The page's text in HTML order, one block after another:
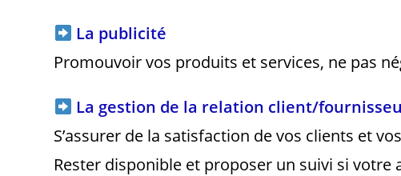
La publicité
Promouvoir vos produits et services, ne pas
La gestion de la relation client/
S’assurer de la satisfaction de vos clients et
Rester disponible et proposer un suivi si votre